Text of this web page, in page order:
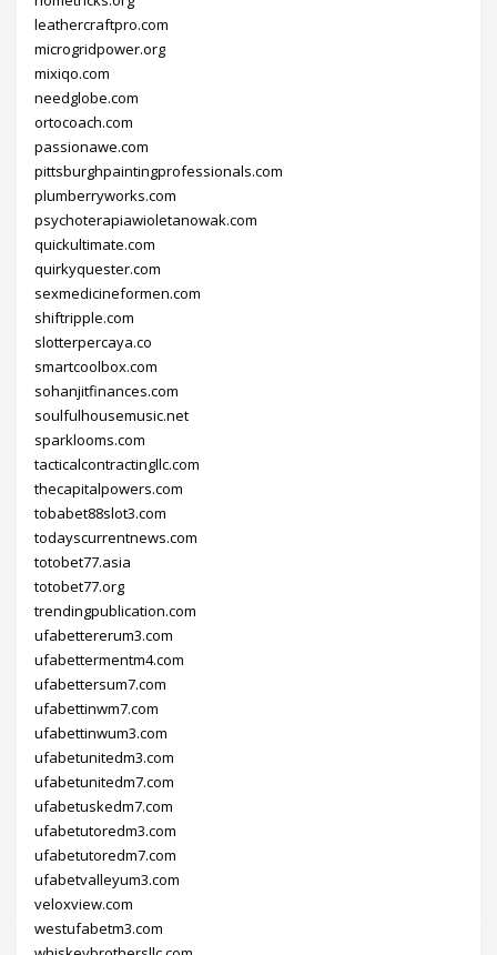
leathercraftpro.com
microgridpower.org
mixiqo.com
needglobe.com
ortocoach.com
passionawe.com
pittsburghpaintingprofessionals.com
plumberryworks.com
psychoterapiawioletanowak.com
quickultimate.com
quirkyquester.com
sexmedicineformen.com
shiftripple.com
slotterpercaya.co
smartcoolbox.com
sohanjitfinances.com
soulfulhousemusic.net
sparklooms.com
tacticalcontractingllc.com
thecapitalpowers.com
tobabet88slot3.com
todayscurrentnews.com
totobet77.asia
totobet77.org
trendingpublication.com
ufabettererum3.com
ufabettermentm4.com
ufabettersum7.com
ufabettinwm7.com
ufabettinwum3.com
ufabetunitedm3.com
ufabetunitedm7.com
ufabetuskedm7.com
ufabetutoredm3.com
ufabetutoredm7.com
ufabetvalleyum3.com
veloxview.com
westufabetm3.com